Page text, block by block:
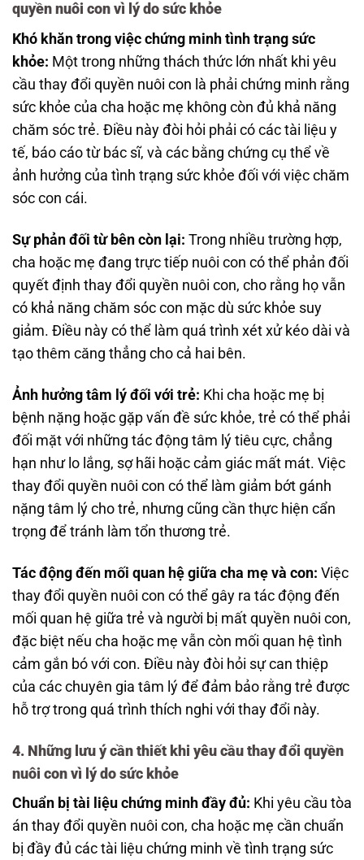
quyền nuôi con vì lý do sức khỏe
Khó khăn trong việc chứng minh tình trạng sức
khỏe: Một trong những thách thức lớn nhất khi yêu
cầu thay đổi quyền nuôi con là phải chứng minh rằng
sức khỏe của cha hoặc mẹ không còn đủ khả năng
chăm sóc trẻ. Điều này đòi hỏi phải có các tài liệu y
tế, báo cáo từ bác sĩ, và các bằng chứng cụ thể về
ảnh hưởng của tình trạng sức khỏe đối với việc chăm
sóc con cái.
Sự phản đối từ bên còn lại: Trong nhiều trường hợp,
cha hoặc mẹ đang trực tiếp nuôi con có thể phản đối
quyết định thay đổi quyền nuôi con, cho rằng họ vẫn
có khả năng chăm sóc con mặc dù sức khỏe suy
giảm. Điều này có thể làm quá trình xét xử kéo dài và
tạo thêm căng thẳng cho cả hai bên.
Ảnh hưởng tâm lý đối với trẻ: Khi cha hoặc mẹ bị
bệnh nặng hoặc gặp vấn đề sức khỏe, trẻ có thể phải
đối mặt với những tác động tâm lý tiêu cực, chẳng
hạn như lo lắng, sợ hãi hoặc cảm giác mất mát. Việc
thay đổi quyền nuôi con có thể làm giảm bớt gánh
nặng tâm lý cho trẻ, nhưng cũng cần thực hiện cẩn
trọng để tránh làm tổn thương trẻ.
Tác động đến mối quan hệ giữa cha mẹ và con: Việc
thay đổi quyền nuôi con có thể gây ra tác động đến
mối quan hệ giữa trẻ và người bị mất quyền nuôi con,
đặc biệt nếu cha hoặc mẹ vẫn còn mối quan hệ tình
cảm gắn bó với con. Điều này đòi hỏi sự can thiệp
của các chuyên gia tâm lý để đảm bảo rằng trẻ được
hỗ trợ trong quá trình thích nghi với thay đổi này.
4. Những lưu ý cần thiết khi yêu cầu thay đổi quyền
nuôi con vì lý do sức khỏe
Chuẩn bị tài liệu chứng minh đầy đủ: Khi yêu cầu tòa
án thay đổi quyền nuôi con, cha hoặc mẹ cần chuẩn
bị đầy đủ các tài liệu chứng minh về tình trạng sức